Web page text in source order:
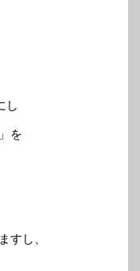
し
を
すし、